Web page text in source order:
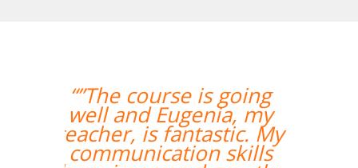
“”Me han encontrado
un profesor nativo y
pude disfrutar de mis
clases de Swahili.””